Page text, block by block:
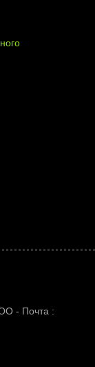
- Почта :